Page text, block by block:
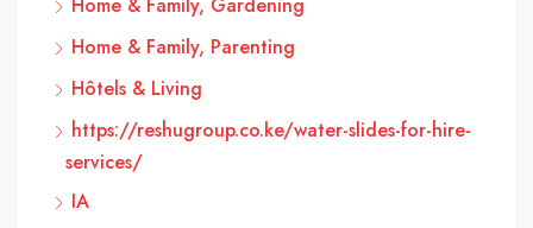
Home & Family, Gardening
Home & Family, Parenting
Hôtels & Living
https://reshugroup.co.ke/water-slides-for-hire-
services/
IA